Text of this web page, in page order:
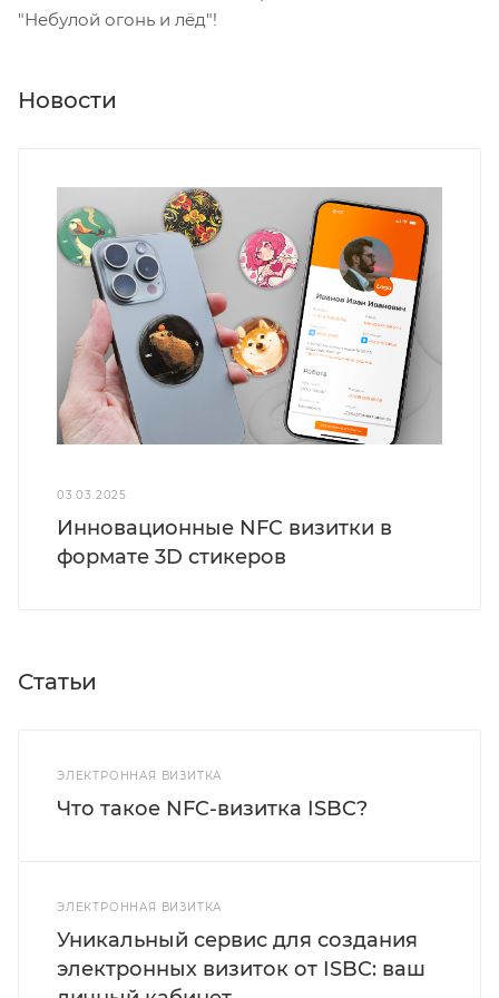
"Небулой огонь и лёд"!
Новости
03.03.2025
Инновационные NFC визитки в
формате 3D стикеров
Статьи
ЭЛЕКТРОННАЯ ВИЗИТКА
Что такое NFC-визитка ISBC?
ЭЛЕКТРОННАЯ ВИЗИТКА
Уникальный сервис для создания
электронных визиток от ISBC: ваш